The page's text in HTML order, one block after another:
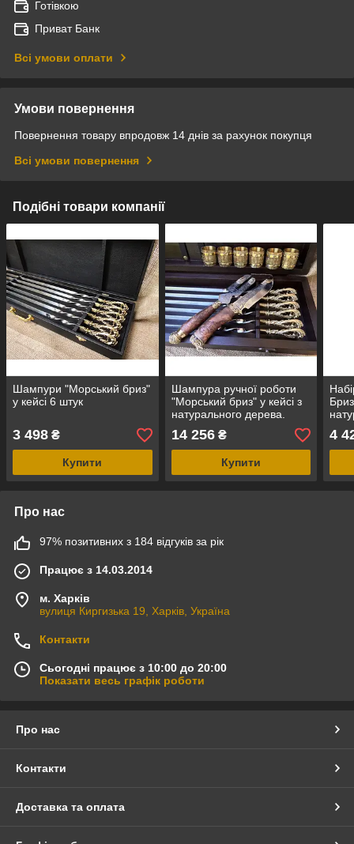
Готівкою
Приват Банк
Всі умови оплати
Умови повернення
Повернення товару впродовж 14 днів за рахунок покупця
Всі умови повернення
Подібні товари компанії
Шампури "Морський бриз"
у кейсі 6 штук
3 498 ₴
Купити
Шампура ручної роботи
"Морський бриз" у кейсі з
натурального дерева.
Набір шампурів із чарками
в кейсі
14 256₴
Купити
4
Про нас
97% позитивних з 184 відгуків за рік
Працює з 14.03.2014
м. Харків
вулиця Киргизька 19, Харків, Україна
Контакти
Сьогодні працює з 10:00 до 20:00
Показати весь графік роботи
Про нас
Контакти
Доставка та оплата